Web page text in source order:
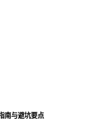
南与避坑要点